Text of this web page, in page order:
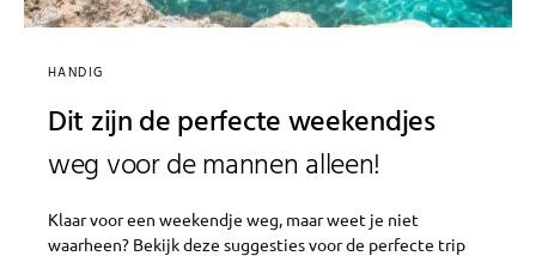
HANDIG
Dit zijn de perfecte weekendjes
weg voor de mannen alleen!
Klaar voor een weekendje weg, maar weet je niet
waarheen? Bekijk deze suggesties voor de perfecte trip